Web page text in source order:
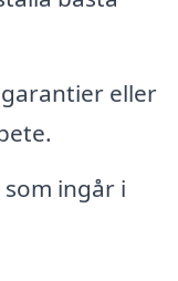
eller
ingår i